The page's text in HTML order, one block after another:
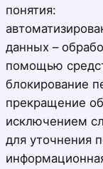
понятия:
данных –
помощью
блокирование
прекращение
исключением
для уточнения